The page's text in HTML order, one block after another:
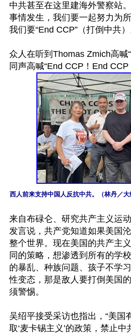
中共甚至在这里建海外警察站
事情发生，我们要一起努力为
我们要“End CCP”（打倒中共）
众人在听到Thomas Zmich高喊
西人前来支持中国人反抗中共。（林丹／大
来自布碌仑、研究共产主义运
发言说，共产党知道如果美国
整个世界。现在美国的共产主
同的策略，想渗透到所有的学
的暴乱、种族问题、孩子不学
性变态，那是敌人要打倒美国
须警惕。
吴绍平接受采访也指出，“美国
取‘麦卡锡主义’的政策，禁止